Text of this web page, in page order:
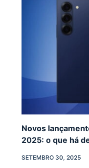
Novos
2025: o que há
SETEMBRO 30, 2025